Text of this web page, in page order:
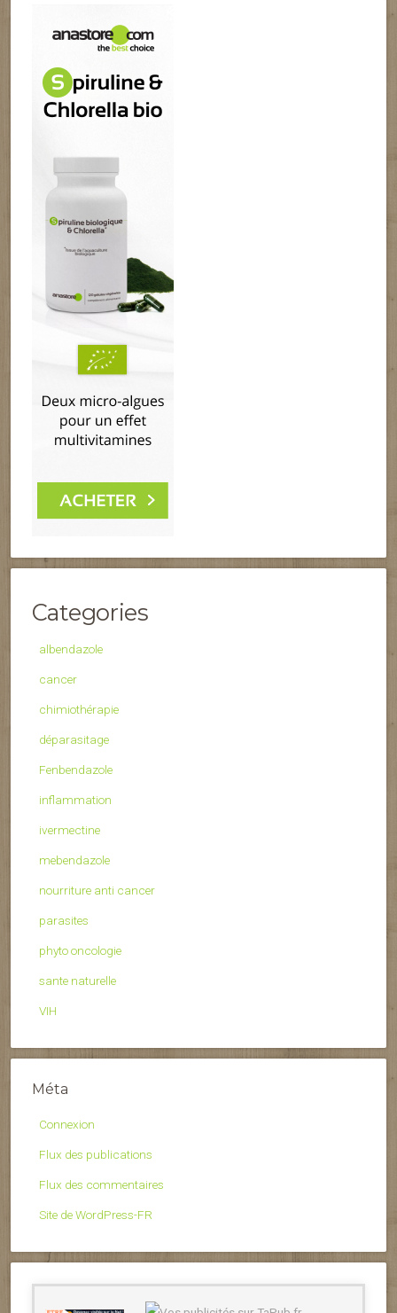
Categories
albendazole
cancer
chimiothérapie
déparasitage
Fenbendazole
inflammation
ivermectine
mebendazole
nourriture anti cancer
parasites
phyto oncologie
sante naturelle
VIH
Méta
Connexion
Flux des publications
Flux des commentaires
Site de WordPress-FR